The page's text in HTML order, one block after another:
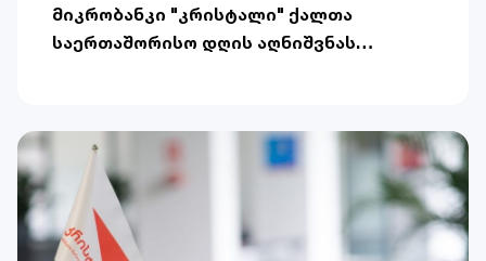
მიკრობანკი "კრისტალი" ქალთა
საერთაშორისო დღის აღნიშვნას